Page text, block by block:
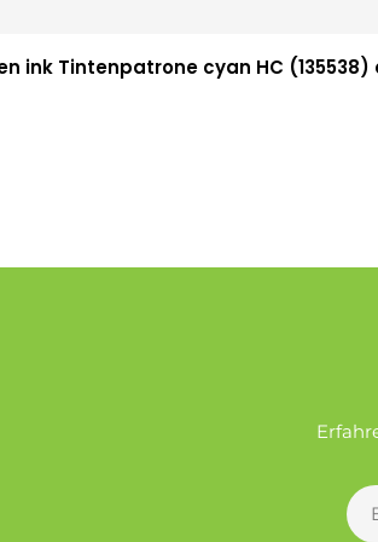
ink Tintenpatrone cyan HC (135538)
E-